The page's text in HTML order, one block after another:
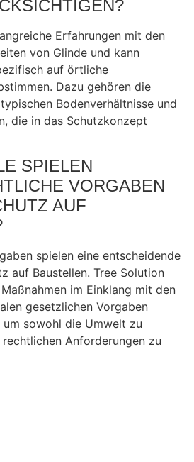
Erfahrungen mit den
von Glinde und kann
auf örtliche
Dazu gehören die
Bodenverhältnisse und
die in das Schutzkonzept
SPIELEN
VORGABEN
AUF
spielen eine entscheidende
auf Baustellen. Tree Solution
im Einklang mit den
gesetzlichen Vorgaben
sowohl die Umwelt zu
Anforderungen zu